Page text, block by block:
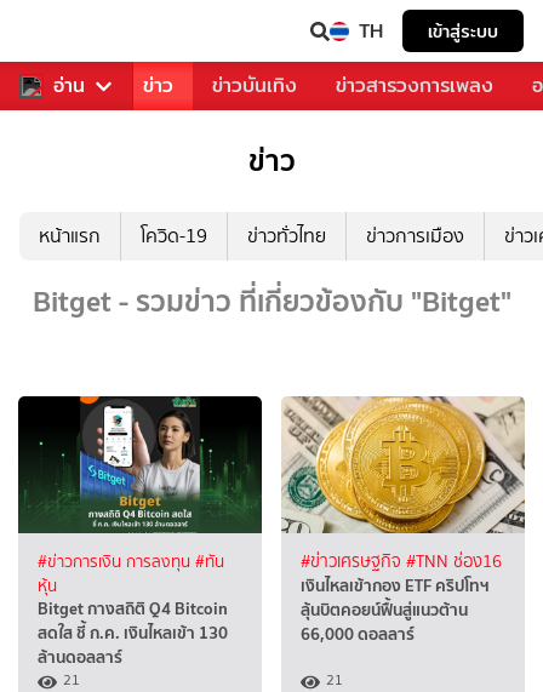
TH เข้าสู่ระบบ
อ่าน
คุณ กีฬา ข่าว ข่าวบันเทิง ข่าวสารวงการเพลง
ข่าว
หน้าแรก โควิด-19 ข่าวทั่วไทย ข่าวการเมือง ข่าว
Bitget - รวมข่าว ที่เกี่ยวข้องกับ "Bitget"
#ข่าวการเงิน การลงทุน #ทัน
หุ้น
Bitget กางสถิติ Q4 Bitcoin
สดใส ชี้ ก.ค. เงินไหลเข้า 130
ล้านดอลลาร์
21
#ข่าวเศรษฐกิจ #TNN ช่อง16
เงินไหลเข้ากอง ETF คริปโทฯ
ลุ้นบิตคอยน์ฟื้นสู่แนวต้าน
66,000 ดอลลาร์
21